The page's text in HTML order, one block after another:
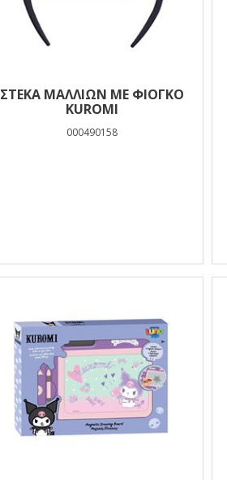
ΣΤΕΚΑ ΜΑΛΛΙΩΝ ΜΕ ΦΙΟΓΚΟ
KUROMI
000490158